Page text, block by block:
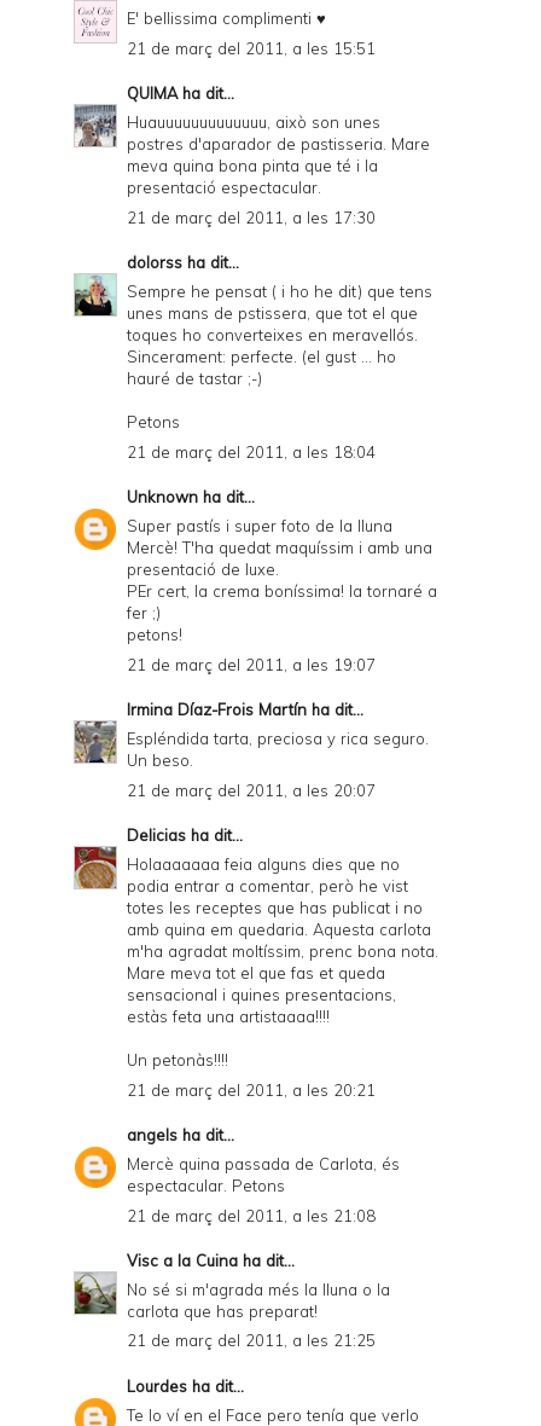
E' bellissima complimenti ♥
21 de març del 2011, a les 15:51
QUIMAha dit...
Huauuuuuuuuuuuuu, això son unes
postres d'aparador de pastisseria. Mare
meva quina bona pinta que té i la
presentació espectacular.
21 de març del 2011, a les 17:30
dolorss ha dit...
Sempre he pensat ( i ho he dit) que tens
unes mans de pstissera, que tot el que
toques ho converteixes en meravellós.
Sincerament: perfecte. (el gust ... ho
hauré de tastar ;-)
Petons
21 de març del 2011, a les 18:04
Unknown ha dit...
Super pastís i super foto de la lluna
Mercè! T'ha quedat maquíssim i amb una
presentació de luxe.
PEr cert, la crema boníssima! la tornaré a
fer ;)
petons!
21 de març del 2011, a les 19:07
Irmina Díaz-Frois Martín ha dit...
Espléndida tarta, preciosa y rica seguro.
Un beso.
21 de març del 2011, a les 20:07
Delicias ha dit...
Holaaaaaaa feia alguns dies que no
podia entrar a comentar, però he vist
totes les receptes que has publicat i no
amb quina em quedaria. Aquesta carlota
m'ha agradat moltíssim, prenc bona nota.
Mare meva tot el que fas et queda
sensacional i quines presentacions,
estàs feta una artistaaaa!!!!
Un petonàs!!!!
21 de març del 2011, a les 20:21
angels ha dit...
Mercè quina passada de Carlota, és
espectacular. Petons
21 de març del 2011, a les 21:08
Visc a la Cuina ha dit...
No sé si m'agrada més la lluna o la
carlota que has preparat!
21 de març del 2011, a les 21:25
Lourdes ha dit...
Te lo ví en el Face pero tenía que verlo